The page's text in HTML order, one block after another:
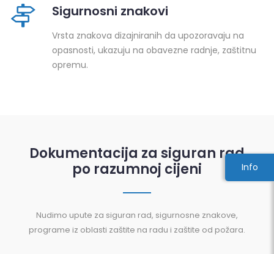
Info
Sigurnosni znakovi
Vrsta znakova dizajniranih da upozoravaju na
opasnosti, ukazuju na obavezne radnje, zaštitnu
opremu.
Dokumentacija za siguran rad
po razumnoj cijeni
Nudimo upute za siguran rad, sigurnosne znakove,
programe iz oblasti zaštite na radu i zaštite od požara.